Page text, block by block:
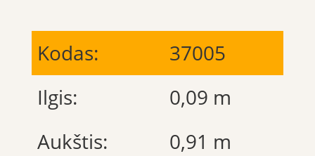
Kodas:
37005
Ilgis:
0,09 m
Aukštis:
0,91 m